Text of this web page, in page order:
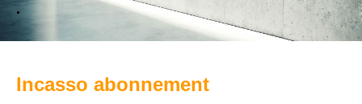
.
Incasso abonnement